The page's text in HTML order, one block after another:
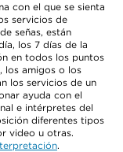
con el que se sienta
servicios de
señas, están
los 7 días de la
en todos los puntos
los amigos o los
los servicios de un
ayuda con el
e intérpretes del
diferentes tipos
video u otras.
.